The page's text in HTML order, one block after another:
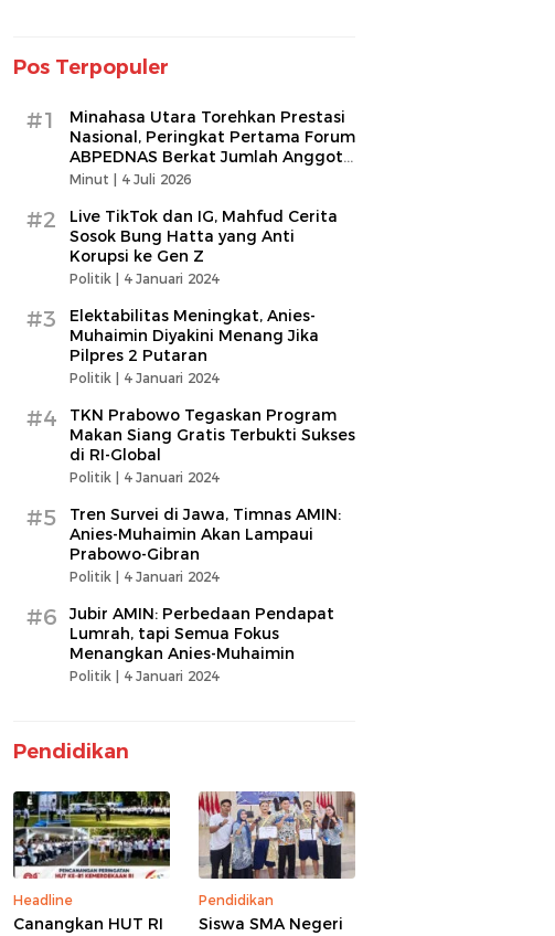
Pos Terpopuler
#1
Minahasa Utara Torehkan Prestasi
Nasional, Peringkat Pertama Forum
ABPEDNAS Berkat Jumlah Anggota
Terbanyak
Minut | 4 Juli 2026
#2
Live TikTok dan IG, Mahfud Cerita
Sosok Bung Hatta yang Anti
Korupsi ke Gen Z
Politik | 4 Januari 2024
#3
Elektabilitas Meningkat, Anies-
Muhaimin Diyakini Menang Jika
Pilpres 2 Putaran
Politik | 4 Januari 2024
#4
TKN Prabowo Tegaskan Program
Makan Siang Gratis Terbukti Sukses
di RI-Global
Politik | 4 Januari 2024
#5
Tren Survei di Jawa, Timnas AMIN:
Anies-Muhaimin Akan Lampaui
Prabowo-Gibran
Politik | 4 Januari 2024
#6
Jubir AMIN: Perbedaan Pendapat
Lumrah, tapi Semua Fokus
Menangkan Anies-Muhaimin
Politik | 4 Januari 2024
Pendidikan
Headline
Canangkan HUT RI
Pendidikan
Siswa SMA Negeri